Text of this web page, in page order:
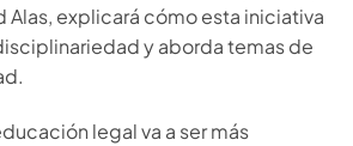
Alas, explicará cómo esta iniciativa
y aborda temas de
legal va a ser más